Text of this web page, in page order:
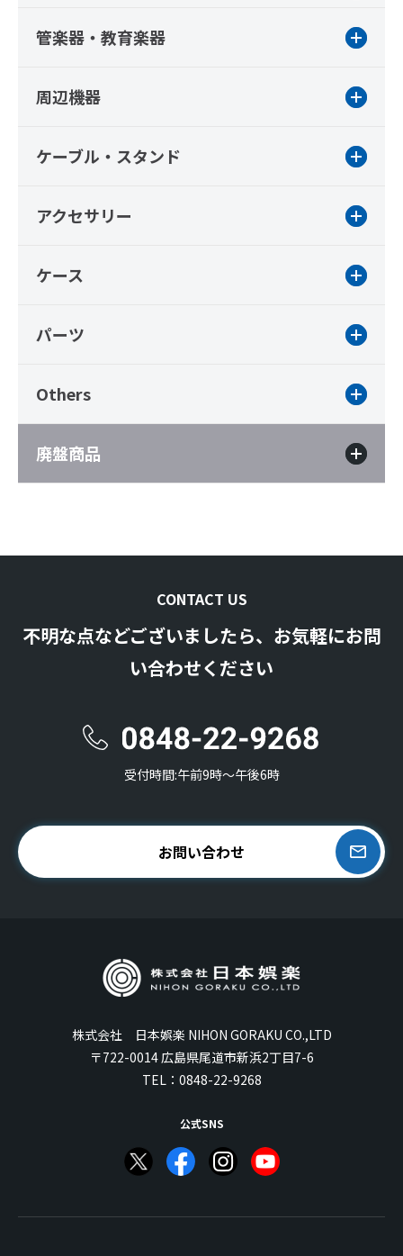
管楽器・教育楽器
周辺機器
ケーブル・スタンド
アクセサリー
ケース
パーツ
Others
廃盤商品
CONTACT US
不明な点などございましたら、お気軽にお問
い合わせください
受付時間:午前9時〜午後6時
お問い合わせ
株式会社 日本娯楽 NIHON GORAKU CO.,LTD
〒722-0014 広島県尾道市新浜2丁目7-6
TEL： 0848-22-9268
公式SNS